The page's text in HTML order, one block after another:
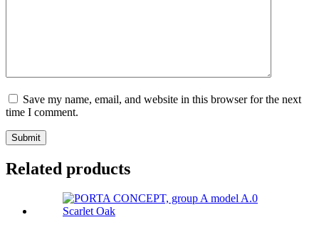
Save my name, email, and website in this browser for the next
time I comment.
Submit
Related products